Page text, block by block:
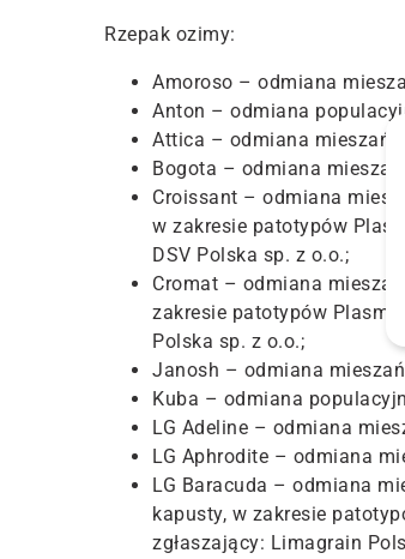
Rzepak ozimy:
Amoroso – odmiana
Anton – odmiana
Attica – odmiana
Bogota – odmiana
Croissant – odmiana
w zakresie patotypów
DSV Polska sp. z o.o.;
Cromat – odmiana
zakresie patotypów
Polska sp. z o.o.;
Janosh – odmiana
Kuba – odmiana
LG Adeline – odmiana
LG Aphrodite – odmiana
LG Baracuda – odmiana
kapusty, w zakresie
zgłaszający: Limagrain